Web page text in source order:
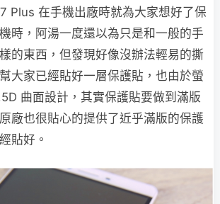
Plus 在手機出廠時就為大家想好了保
時，阿湯一度還以為只是和一般的手
的東西，但發現好像沒辦法輕易的撕
大家已經貼好一層保護貼，也由於螢
曲面設計，其實保護貼要做到滿版
廠也很貼心的提供了近乎滿版的保護
貼好。